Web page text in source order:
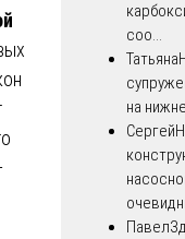
соо...
Татьяна
на
Сергей
Павел